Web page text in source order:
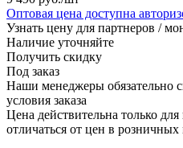
Оптовая цена доступна
Узнать цену для партнеров /
Наличие уточняйте
Получить скидку
Под заказ
Наши менеджеры обязательно
условия заказа
Цена действительна только
отличаться от цен в розничных